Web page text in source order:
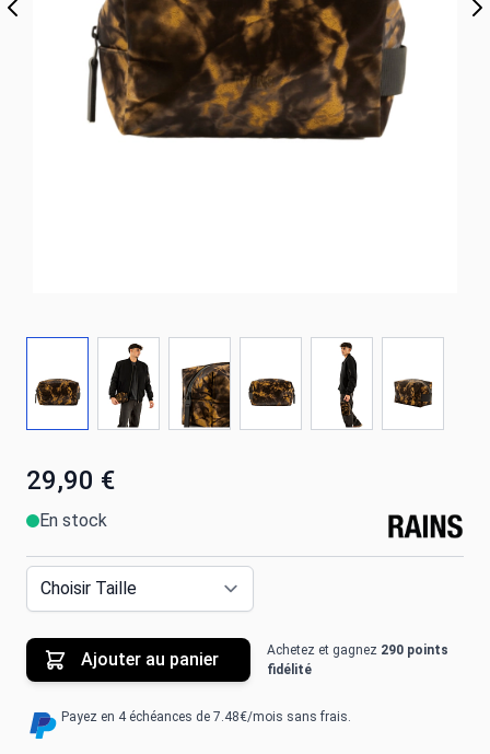
29,90 €
En stock
Ajouter au panier Achetez et gagnez 290 points
fidélité
Payez en 4 échéances de 7.48€/mois sans frais.